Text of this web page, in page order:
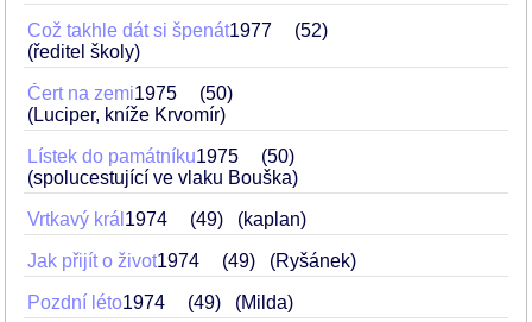
Což takhle dát si špenát1977
52
(ředitel školy)
Čert na zemi1975
50
(Luciper, kníže Krvomír)
Lístek do památníku1975
50
(spolucestující ve vlaku Bouška)
Vrtkavý král 1974 49 (kaplan)
Jak přijít o život1974 49 (Ryšánek)
Pozdní léto1974 49 (Milda)